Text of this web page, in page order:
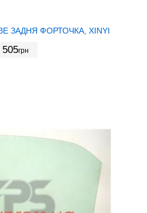
ЗАДНЯ ФОРТОЧКА, XINYI
505грн